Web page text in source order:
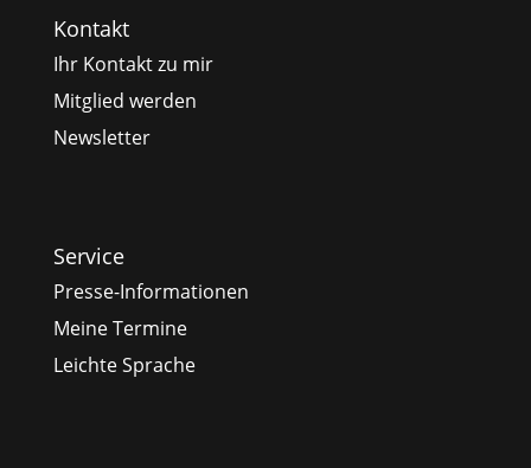
Kontakt
Ihr Kontakt zu mir
Mitglied werden
Newsletter
Service
Presse-Informationen
Meine Termine
Leichte Sprache